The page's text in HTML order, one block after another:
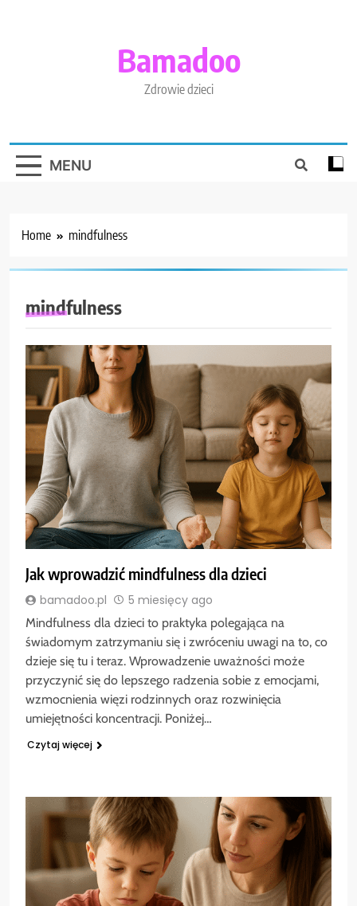
Bamadoo
Zdrowie dzieci
MENU
Home mindfulness
mindfulness
Jak wprowadzić mindfulness dla dzieci
bamadoo.pl 5 miesięcy ago
Mindfulness dla dzieci to praktyka polegająca na
świadomym zatrzymaniu się i zwróceniu uwagi na to, co
dzieje się tu i teraz. Wprowadzenie uważności może
przyczynić się do lepszego radzenia sobie z emocjami,
wzmocnienia więzi rodzinnych oraz rozwinięcia
umiejętności koncentracji. Poniżej…
Czytaj więcej